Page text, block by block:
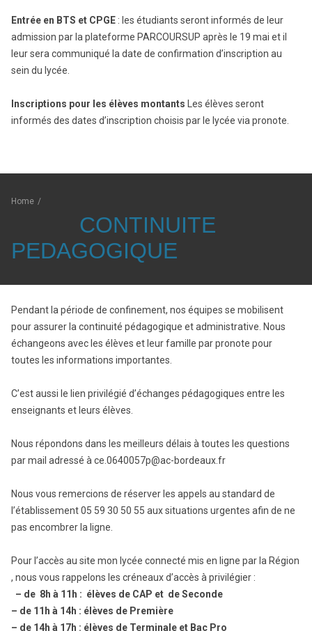
Entrée en BTS et CPGE : les étudiants seront informés de leur
admission par la plateforme PARCOURSUP après le 19 mai et il
leur sera communiqué la date de confirmation d’inscription au
sein du lycée.
Inscriptions pour les élèves montants Les élèves seront
informés des dates d’inscription choisis par le lycée via pronote.
Home /
CONTINUITE
PEDAGOGIQUE
Pendant la période de confinement, nos équipes se mobilisent
pour assurer la continuité pédagogique et administrative. Nous
échangeons avec les élèves et leur famille par pronote pour
toutes les informations importantes.
C’est aussi le lien privilégié d’échanges pédagogiques entre les
enseignants et leurs élèves.
Nous répondons dans les meilleurs délais à toutes les questions
par mail adressé à ce.0640057p@ac-bordeaux.fr
Nous vous remercions de réserver les appels au standard de
l’établissement 05 59 30 50 55 aux situations urgentes afin de ne
pas encombrer la ligne.
Pour l’accès au site mon lycée connecté mis en ligne par la Région
, nous vous rappelons les créneaux d’accès à privilégier :
– de 8h à 11h : élèves de CAP et de Seconde
– de 11h à 14h : élèves de Première
– de 14h à 17h : élèves de Terminale et Bac Pro